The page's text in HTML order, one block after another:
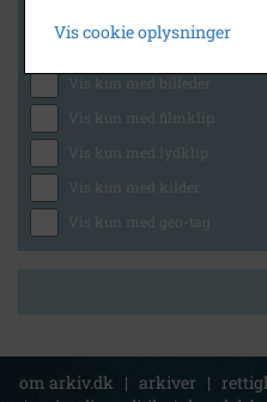
Generelt
Vis kun med billeder
Vis kun med filmklip
Vis kun med lydklip
Vis kun med kilder
Vis kun med geo-tag
om arkiv.dk | arkiver |
Vis cookie oplysninger